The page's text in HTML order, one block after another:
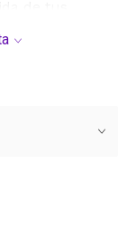
libros. El